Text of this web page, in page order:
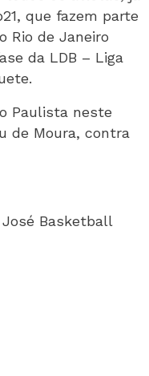
que fazem parte
Rio de Janeiro
da LDB – Liga
Paulista neste
de Moura, contra
José Basketball